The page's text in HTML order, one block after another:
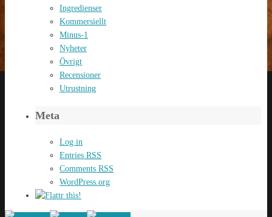
Ingredienser
Kommersiellt
Minus-1
Nyheter
Övrigt
Recensioner
Utrustning
Meta
Log in
Entries RSS
Comments RSS
WordPress.org